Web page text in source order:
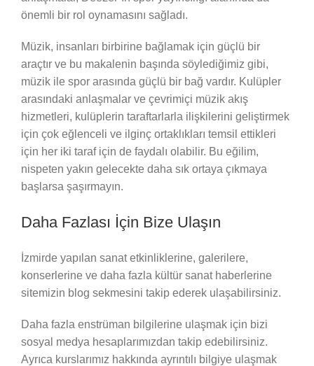
önemli bir rol oynamasını sağladı.
Müzik, insanları birbirine bağlamak için güçlü bir
araçtır ve bu makalenin başında söylediğimiz gibi,
müzik ile spor arasında güçlü bir bağ vardır. Kulüpler
arasındaki anlaşmalar ve çevrimiçi müzik akış
hizmetleri, kulüplerin taraftarlarla ilişkilerini geliştirmek
için çok eğlenceli ve ilginç ortaklıkları temsil ettikleri
için her iki taraf için de faydalı olabilir. Bu eğilim,
nispeten yakın gelecekte daha sık ortaya çıkmaya
başlarsa şaşırmayın.
Daha Fazlası İçin Bize Ulaşın
İzmirde yapılan sanat etkinliklerine, galerilere,
konserlerine ve daha fazla kültür sanat haberlerine
sitemizin blog sekmesini takip ederek ulaşabilirsiniz.
Daha fazla enstrüman bilgilerine ulaşmak için bizi
sosyal medya hesaplarımızdan takip edebilirsiniz.
Ayrıca kurslarımız hakkında ayrıntılı bilgiye ulaşmak